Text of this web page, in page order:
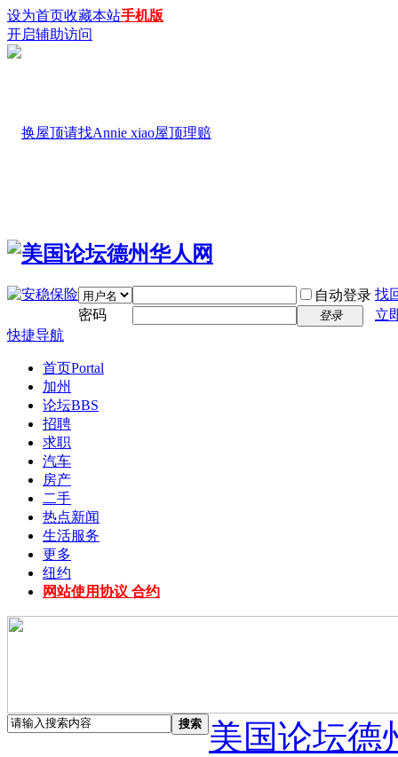
设为首页收藏本站手机版
开启辅助访问
自动登录 找
密码
登录
立
快捷导航
首页Portal
加州
论坛BBS
招聘
求职
汽车
房产
二手
热点新闻
生活服务
更多
纽约
网站使用协议 合约
搜索
美国论坛德